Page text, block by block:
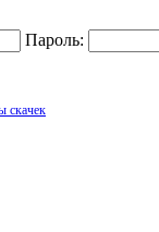
Пароль:
скачек